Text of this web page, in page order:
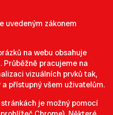
uvedeným zákonem
na webu obsahuje
pracujeme na
vizuálních prvků tak,
přístupný všem uživatelům.
stránkách je možný pomocí